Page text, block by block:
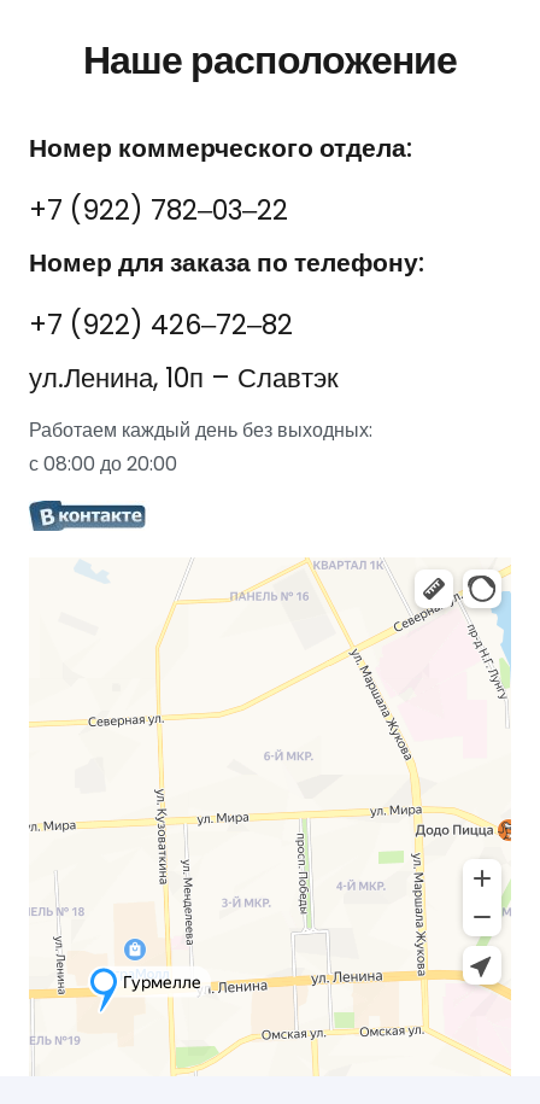
Наше расположение
Номер коммерческого отдела:
+7 (922) 782‒03‒22
Номер для заказа по телефону:
+7 (922) 426‒72‒82
ул.Ленина, 10п – Славтэк
Работаем каждый день без выходных:
с 08:00 до 20:00